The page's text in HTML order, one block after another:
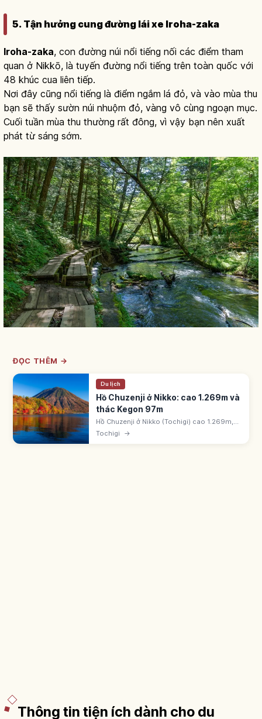
5. Tận hưởng cung đường lái xe Iroha-zaka
Iroha-zaka, con đường núi nổi tiếng nối các điểm tham
quan ở Nikkō, là tuyến đường nổi tiếng trên toàn quốc với
48 khúc cua liên tiếp.
Nơi đây cũng nổi tiếng là điểm ngắm lá đỏ, và vào mùa thu
bạn sẽ thấy sườn núi nhuộm đỏ, vàng vô cùng ngoạn mục.
Cuối tuần mùa thu thường rất đông, vì vậy bạn nên xuất
phát từ sáng sớm.
ĐỌC THÊM →
Du lịch
Hồ Chuzenji ở Nikko: cao 1.269m và
thác Kegon 97m
Hồ Chuzenji ở Nikko (Tochigi) cao 1.269m,
chu vi 25km, sâu 163m. Hình thành do phun
trào núi Nantai. Thác Kegon 97m là một
Tochigi →
Thông tin tiện ích dành cho du